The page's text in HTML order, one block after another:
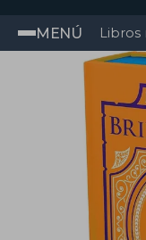
MENÚ Libros